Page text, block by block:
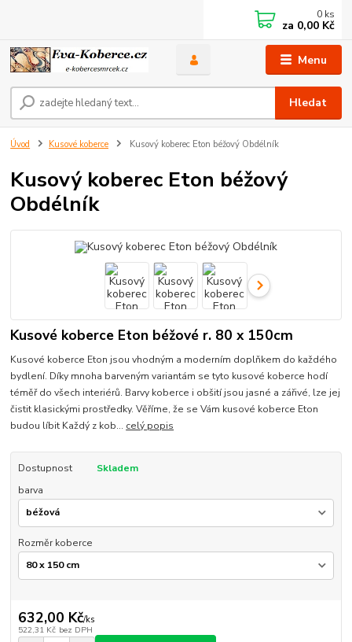
Menu
Hledat
0 ks
za 0,00 Kč
Úvod Kusové koberce Kusový koberec Eton béžový Obdélník
Kusový koberec Eton béžový
Obdélník
Kusové koberce Eton béžové r. 80 x 150cm
Kusové koberce Eton jsou vhodným a moderním doplňkem do každého
bydlení. Díky mnoha barveným variantám se tyto kusové koberce hodí
téměř do všech interiérů. Barvy koberce i obšití jsou jasné a zářivé, lze jej
čistit klasickými prostředky. Věříme, že se Vám kusové koberce Eton
budou líbit Každý z kob... celý popis
Dostupnost
Skladem
barva
Rozměr koberce
632,00 Kč/ks
522,31 Kč bez DPH